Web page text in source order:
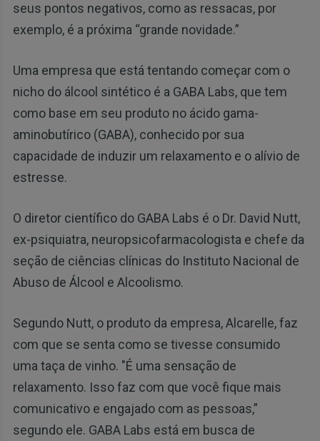
seus pontos negativos, como as ressacas, por
exemplo, é a próxima “grande novidade.”
Uma empresa que está tentando começar com o
nicho do álcool sintético é a GABA Labs, que tem
como base em seu produto no ácido gama-
aminobutírico (GABA), conhecido por sua
capacidade de induzir um relaxamento e o alívio de
estresse.
O diretor científico do GABA Labs é o Dr. David Nutt,
ex-psiquiatra, neuropsicofarmacologista e chefe da
seção de ciências clínicas do Instituto Nacional de
Abuso de Álcool e Alcoolismo.
Segundo Nutt, o produto da empresa, Alcarelle, faz
com que se senta como se tivesse consumido
uma taça de vinho. "É uma sensação de
relaxamento. Isso faz com que você fique mais
comunicativo e engajado com as pessoas,”
segundo ele. GABA Labs está em busca de